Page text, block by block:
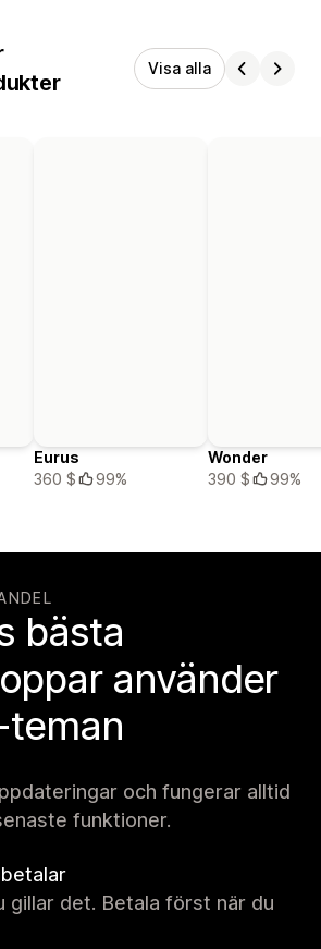
Visa alla
Eurus
360 $
99%
Wonder
390 $
99%
bästa
använder
och fungerar alltid
funktioner.
gillar det. Betala först när du